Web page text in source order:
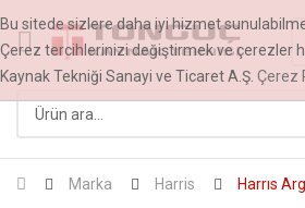
Marka Harris Harrıs
Bu sitede sizlere daha iyi hizmet
Çerez tercihlerinizi değiştirmek ve çerezler
Kaynak Tekniği Sanayi ve Ticaret A.Ş. Çerez